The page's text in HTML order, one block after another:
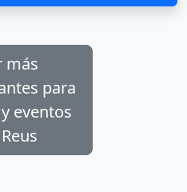
más
para
eventos